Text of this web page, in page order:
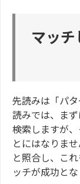
マッ
先読みは「パ
読みでは、ま
検索しますが
とにはなりま
と照合し、こ
ッチが成功とな